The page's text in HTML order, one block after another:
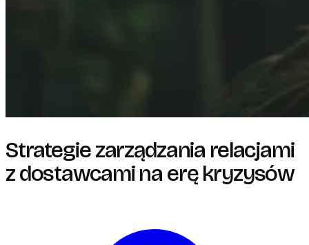
Strategie zarządzania relacjami
z dostawcami na erę kryzysów